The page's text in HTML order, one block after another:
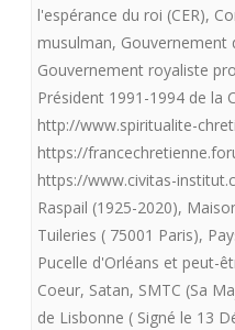
l'espérance du roi (CER),
musulman, Gouvernement
Gouvernement royaliste
Président 1991-1994 de la
http://www.spiritualite-
https://
https://www.civitas-
Raspail (1925-2020),
Tuileries ( 75001 Paris),
Pucelle d'Orléans et peut-
Coeur, Satan, SMTC (Sa
de Lisbonne ( Signé le 13